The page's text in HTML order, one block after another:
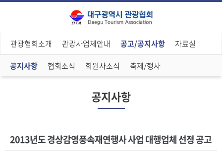
관광협회소개 관광사업체안내 공고/공지사항 자료실
공지사항 협회소식 회원사소식 축제/행사
공지사항
2013년도 경상감영풍속재연행사 사업 대행업체 선정 공고